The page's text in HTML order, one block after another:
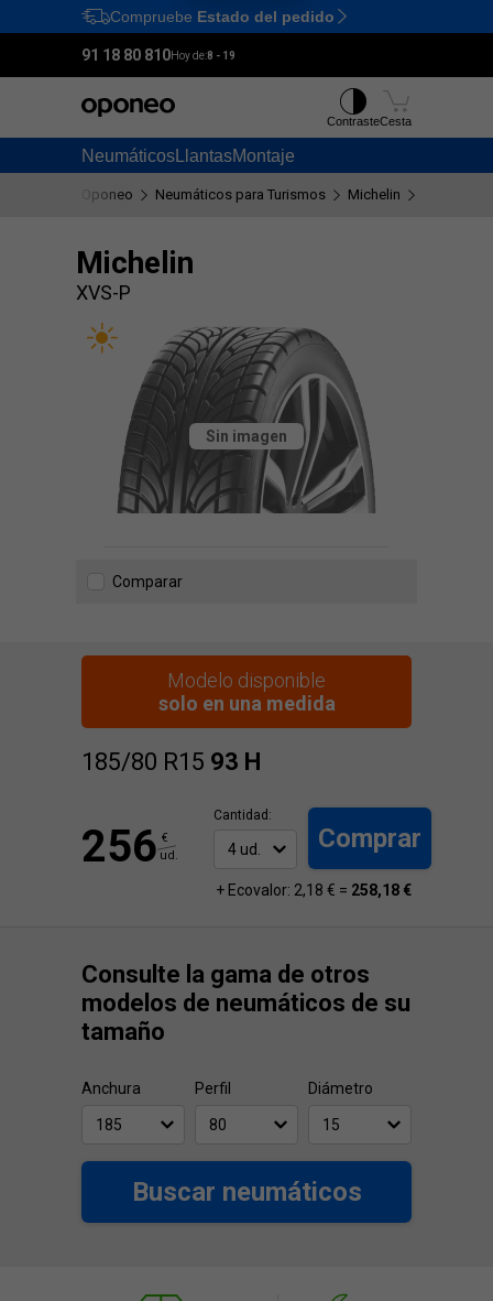
Ctrl M
Compruebe Estado del pedido
91 18 80 810Hoy de:8 - 19
Neumáticos LlantasMontaje
ContrasteCesta
Oponeo Neumáticos para Turismos Michelin
Michelin
XVS-P
Sin imagen
Comparar
Modelo disponible
solo en una medida
185/80 R15 93 H
256 €
ud.
Cantidad:
Comprar
+ Ecovalor: 2,18 € = 258,18 €
Consulte la gama de otros
modelos de neumáticos de su
tamaño
Anchura Perfil Diámetro
Buscar neumáticos